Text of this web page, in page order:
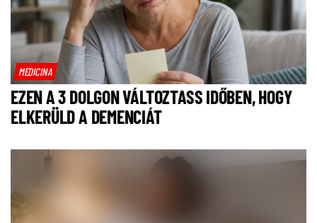
MEDICINA
EZEN A 3 DOLGON VÁLTOZTASS IDŐBEN, HOGY
ELKERÜLD A DEMENCIÁT